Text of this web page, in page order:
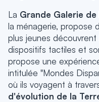
La Grande Galerie de
la ménagerie, propose
plus jeunes
dispositifs tactiles et
propose une
intitulée "Mondes
où ils voyagent à
d'évolution de la